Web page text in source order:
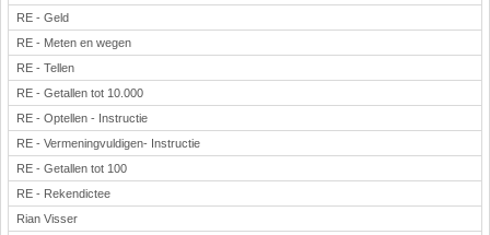
RE - Geld
RE - Meten en wegen
RE - Tellen
RE - Getallen tot 10.000
RE - Optellen - Instructie
RE - Vermeningvuldigen- Instructie
RE - Getallen tot 100
RE - Rekendictee
Rian Visser